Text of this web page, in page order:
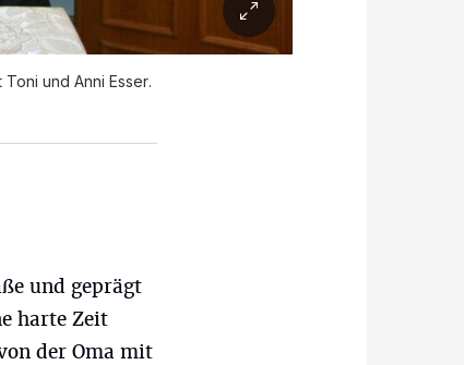
und Anni Esser.
und geprägt
harte Zeit
der Oma mit